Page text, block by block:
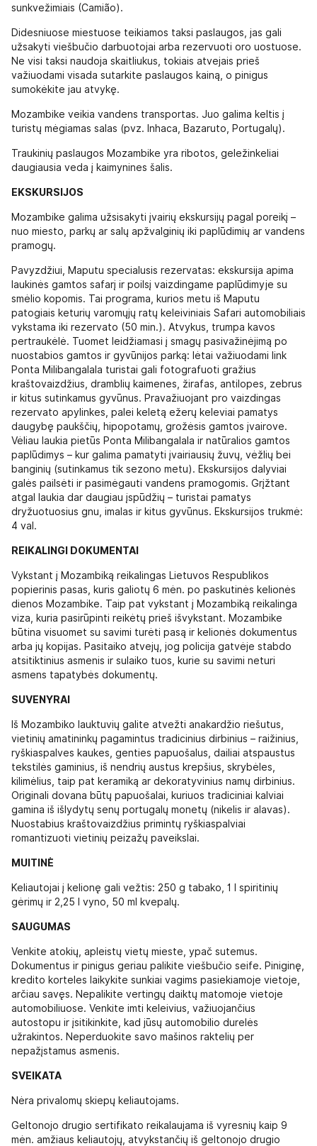
sunkvežimiais (Camião).
Didesniuose miestuose teikiamos taksi paslaugos, jas gali
užsakyti viešbučio darbuotojai arba rezervuoti oro uostuose.
Ne visi taksi naudoja skaitliukus, tokiais atvejais prieš
važiuodami visada sutarkite paslaugos kainą, o pinigus
sumokėkite jau atvykę.
Mozambike veikia vandens transportas. Juo galima keltis į
turistų mėgiamas salas (pvz. Inhaca, Bazaruto, Portugalų).
Traukinių paslaugos Mozambike yra ribotos, geležinkeliai
daugiausia veda į kaimynines šalis.
EKSKURSIJOS
Mozambike galima užsisakyti įvairių ekskursijų pagal poreikį –
nuo miesto, parkų ar salų apžvalginių iki paplūdimių ar vandens
pramogų.
Pavyzdžiui, Maputu specialusis rezervatas: ekskursija apima
laukinės gamtos safarį ir poilsį vaizdingame paplūdimyje su
smėlio kopomis. Tai programa, kurios metu iš Maputu
patogiais keturių varomųjų ratų keleiviniais Safari automobiliais
vykstama iki rezervato (50 min.). Atvykus, trumpa kavos
pertraukėlė. Tuomet leidžiamasi į smagų pasivažinėjimą po
nuostabios gamtos ir gyvūnijos parką: lėtai važiuodami link
Ponta Milibangalala turistai gali fotografuoti gražius
kraštovaizdžius, dramblių kaimenes, žirafas, antilopes, zebrus
ir kitus sutinkamus gyvūnus. Pravažiuojant pro vaizdingas
rezervato apylinkes, palei keletą ežerų keleviai pamatys
daugybę paukščių, hipopotamų, grožėsis gamtos įvairove.
Vėliau laukia pietūs Ponta Milibangalala ir natūralios gamtos
paplūdimys – kur galima pamatyti įvairiausių žuvų, vėžlių bei
banginių (sutinkamus tik sezono metu). Ekskursijos dalyviai
galės pailsėti ir pasimėgauti vandens pramogomis. Grįžtant
atgal laukia dar daugiau įspūdžių – turistai pamatys
dryžuotuosius gnu, imalas ir kitus gyvūnus. Ekskursijos trukmė:
4 val.
REIKALINGI DOKUMENTAI
Vykstant į Mozambiką reikalingas Lietuvos Respublikos
popierinis pasas, kuris galiotų 6 mėn. po paskutinės kelionės
dienos Mozambike. Taip pat vykstant į Mozambiką reikalinga
viza, kuria pasirūpinti reikėtų prieš išvykstant. Mozambike
būtina visuomet su savimi turėti pasą ir kelionės dokumentus
arba jų kopijas. Pasitaiko atvejų, jog policija gatvėje stabdo
atsitiktinius asmenis ir sulaiko tuos, kurie su savimi neturi
asmens tapatybės dokumentų.
SUVENYRAI
Iš Mozambiko lauktuvių galite atvežti anakardžio riešutus,
vietinių amatininkų pagamintus tradicinius dirbinius – raižinius,
ryškiaspalves kaukes, genties papuošalus, dailiai atspaustus
tekstilės gaminius, iš nendrių austus krepšius, skrybėles,
kilimėlius, taip pat keramiką ar dekoratyvinius namų dirbinius.
Originali dovana būtų papuošalai, kuriuos tradiciniai kalviai
gamina iš išlydytų senų portugalų monetų (nikelis ir alavas).
Nuostabius kraštovaizdžius primintų ryškiaspalviai
romantizuoti vietinių peizažų paveikslai.
MUITINĖ
Keliautojai į kelionę gali vežtis: 250 g tabako, 1 l spiritinių
gėrimų ir 2,25 l vyno, 50 ml kvepalų.
SAUGUMAS
Venkite atokių, apleistų vietų mieste, ypač sutemus.
Dokumentus ir pinigus geriau palikite viešbučio seife. Piniginę,
kredito korteles laikykite sunkiai vagims pasiekiamoje vietoje,
arčiau savęs. Nepalikite vertingų daiktų matomoje vietoje
automobiliuose. Venkite imti keleivius, važiuojančius
autostopu ir įsitikinkite, kad jūsų automobilio durelės
užrakintos. Neperduokite savo mašinos raktelių per
nepažįstamus asmenis.
SVEIKATA
Nėra privalomų skiepų keliautojams.
Geltonojo drugio sertifikato reikalaujama iš vyresnių kaip 9
mėn. amžiaus keliautojų, atvykstančių iš geltonojo drugio